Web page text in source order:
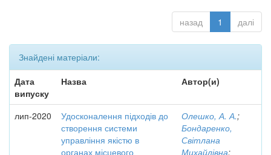
назад 1 далі
Знайдені матеріали:
Дата
випуску
Назва Автор(и)
лип-2020
Удосконалення підходів до
створення системи
управління якістю в
органах місцевого
Олешко, А. А.;
Бондаренко,
Світлана
Михайлівна;